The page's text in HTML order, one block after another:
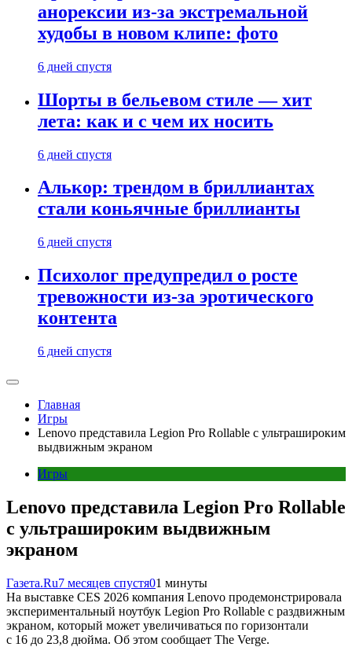
анорексии из-за экстремальной
худобы в новом клипе: фото
6 дней спустя
Шорты в бельевом стиле — хит
лета: как и с чем их носить
6 дней спустя
Алькор: трендом в бриллиантах
стали коньячные бриллианты
6 дней спустя
Психолог предупредил о росте
тревожности из-за эротического
контента
6 дней спустя
Главная
Игры
Lenovo представила Legion Pro Rollable с ультрашироким
выдвижным экраном
Игры
Lenovo представила Legion Pro Rollable
с ультрашироким выдвижным
экраном
Газета.Ru7 месяцев спустя01 минуты
На выставке CES 2026 компания Lenovo продемонстрировала
экспериментальный ноутбук Legion Pro Rollable с раздвижным
экраном, который может увеличиваться по горизонтали
с 16 до 23,8 дюйма. Об этом сообщает The Verge.